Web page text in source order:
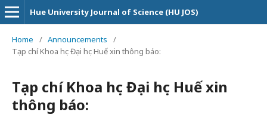
Hue University Journal of Science (HU JOS)
Home / Announcements
/
Tạp chí Khoa học Đại học Huế xin thông báo:
Tạp chí Khoa học Đại học Huế xin
thông báo: